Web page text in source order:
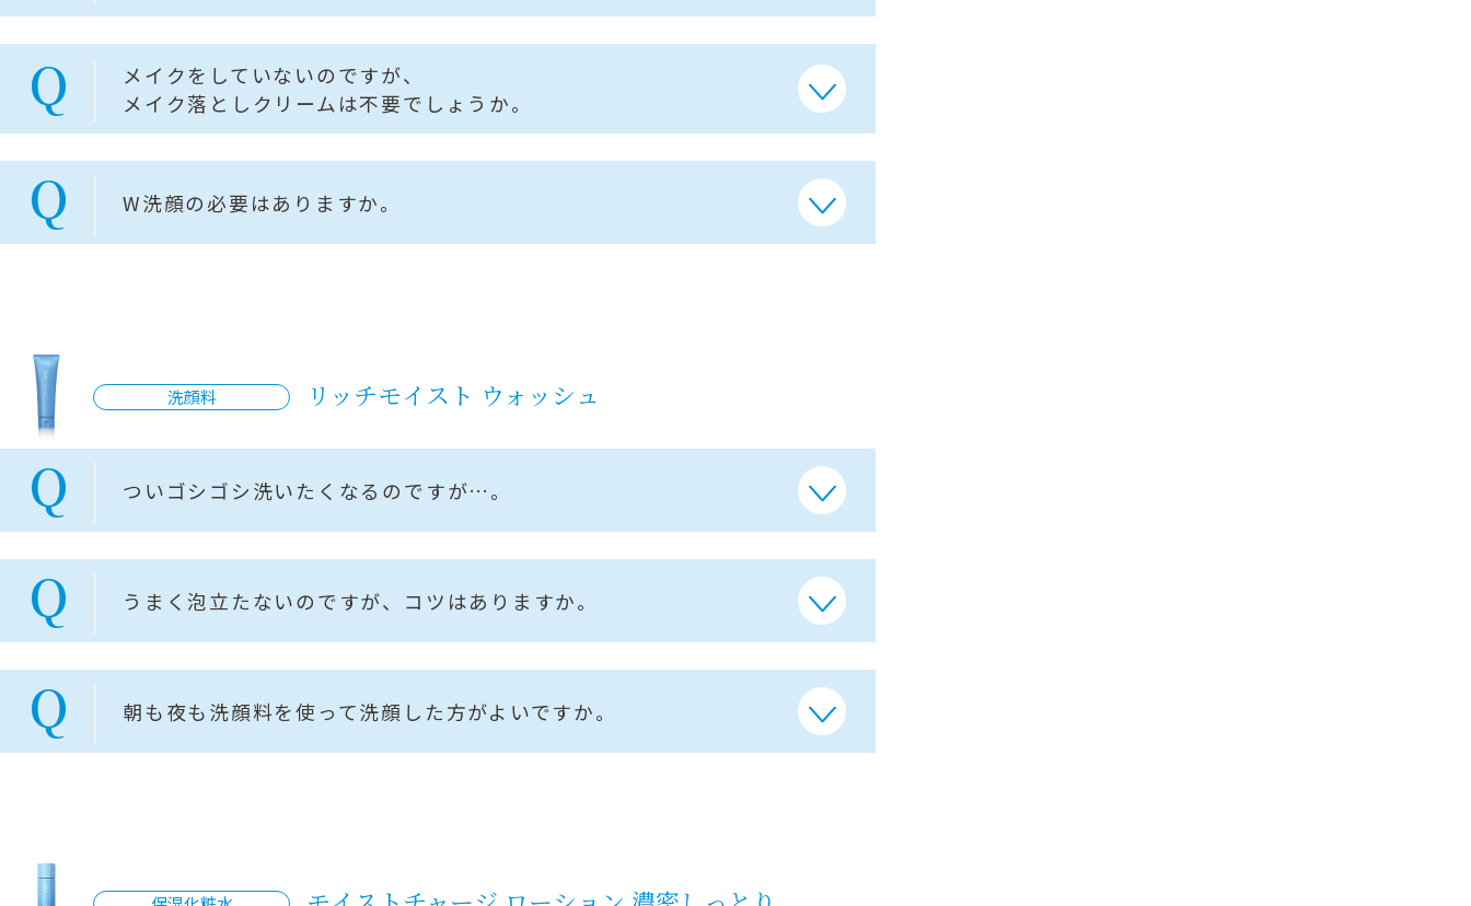
Q
メイクをしていないのですが、
メイク落としクリームは不要でしょうか。
Q W洗顔の必要はありますか。
洗顔料 リッチモイスト ウォッシュ
Q ついゴシゴシ洗いたくなるのですが…。
Q うまく泡立たないのですが、コツはありますか。
Q 朝も夜も洗顔料を使って洗顔した方がよいですか。